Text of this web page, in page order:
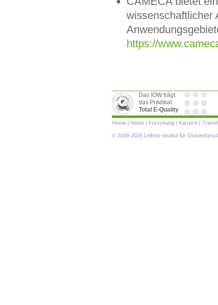
wissenschaftlicher
https://
Das IOW trägt
das Prädikat
Total E-Quality
Navigation
überspringen
Home | News | Forschung | Karriere |
© 2008-2026 Leibniz-Institut für